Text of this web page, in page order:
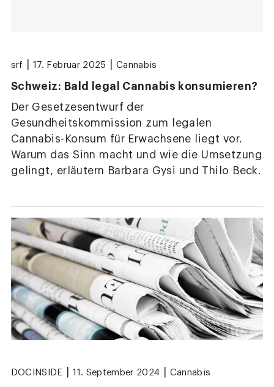
srf 17. Februar 2025 Cannabis
Schweiz: Bald legal Cannabis konsumieren?
Der Gesetzesentwurf der
Gesundheitskommission zum legalen
Cannabis-Konsum für Erwachsene liegt vor.
Warum das Sinn macht und wie die Umsetzung
gelingt, erläutern Barbara Gysi und Thilo Beck.
DOCINSIDE 11. September 2024 Cannabis